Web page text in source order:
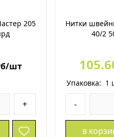
205
шт
+
Нитки
40/2
Упаковка: 1
-
в